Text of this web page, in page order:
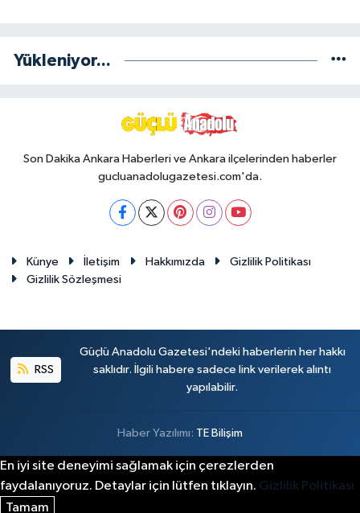
Yükleniyor...
Son Dakika Ankara Haberleri ve Ankara ilçelerinden haberler
gucluanadolugazetesi.com'da.
Künye İletişim Hakkımızda
Gizlilik Politikası
Gizlilik Sözleşmesi
RSS
Güçlü Anadolu Gazetesi'ndeki haberlerin her hakkı
saklıdır. İlgili habere sadece link verilerek alıntı
yapılabilir.
Haber Yazılımı: TE Bilişim
En iyi site deneyimi sağlamak için çerezlerden
faydalanıyoruz. Detaylar için lütfen tıklayın. Gizlilik Politikası
Tamam